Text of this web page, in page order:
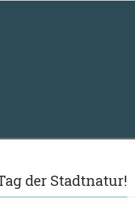
der Stadtnatur!